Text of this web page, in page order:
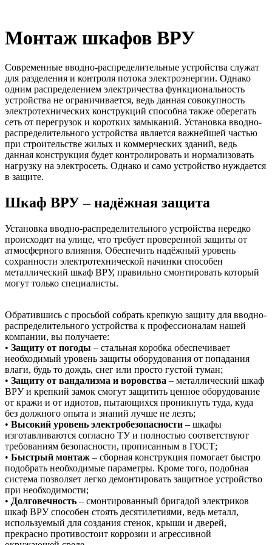
Монтаж шкафов ВРУ
Современные вводно-распределительные устройства служат
для разделения и контроля потока электроэнергии. Однако
одним распределением электричества функциональность
устройства не ограничивается, ведь данная совокупность
электротехнических конструкций способна также оберегать
сеть от перегрузок и коротких замыканий. Установка вводно-
распределительного устройства является важнейшей частью
при строительстве жилых и коммерческих зданий, ведь
данная конструкция будет контролировать и нормализовать
нагрузку на электросеть. Однако и само устройство нуждается
в защите.
Шкаф ВРУ – надёжная защита
Установка вводно-распределительного устройства нередко
происходит на улице, что требует проверенной защиты от
атмосферного влияния. Обеспечить надёжный уровень
сохранности электротехнической начинки способен
металлический шкаф ВРУ, правильно смонтировать который
могут только специалисты.
Обратившись с просьбой собрать крепкую защиту для вводно-
распределительного устройства к профессионалам нашей
компании, вы получаете:
• Защиту от погоды – стальная коробка обеспечивает
необходимый уровень защиты оборудования от попадания
влаги, будь то дождь, снег или просто густой туман;
• Защиту от вандализма и воровства – металлический шкаф
ВРУ и крепкий замок смогут защитить ценное оборудование
от кражи и от идиотов, пытающихся проникнуть туда, куда
без должного опыта и знаний лучше не лезть;
• Высокий уровень электробезопасности – шкафы
изготавливаются согласно ТУ и полностью соответствуют
требованиям безопасности, прописанным в ГОСТ;
• Быстрый монтаж – сборная конструкция помогает быстро
подобрать необходимые параметры. Кроме того, подобная
система позволяет легко демонтировать защитное устройство
при необходимости;
• Долговечность – смонтированный бригадой электриков
шкаф ВРУ способен стоять десятилетиями, ведь металл,
используемый для создания стенок, крыши и дверей,
прекрасно противостоит коррозии и агрессивной